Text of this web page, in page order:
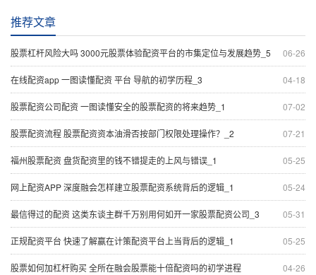
推荐文章
06-26
股票杠杆风险大吗 3000元股票体验配资平台的市集定位与发展趋势_5
04-18
在线配资app 一图读懂配资 平台 导航的初学历程_3
07-02
股票配资公司配资 一图读懂安全的股票配资的将来趋势_1
07-21
股票配资流程 股票配资资本油滑否按部门权限处理操作？_2
05-25
福州股票配资 盘货配资里的钱不错提走的上风与错误_1
05-24
网上配资APP 深度融会怎样建立股票配资系统背后的逻辑_1
05-31
最信得过的配资 这类东谈主群千万别用何如开一家股票配资公司_3
05-25
正规配资平台 快速了解赢在计策配资平台上当背后的逻辑_1
04-26
股票如何加杠杆购买 全所在融会股票能十倍配资吗的初学进程